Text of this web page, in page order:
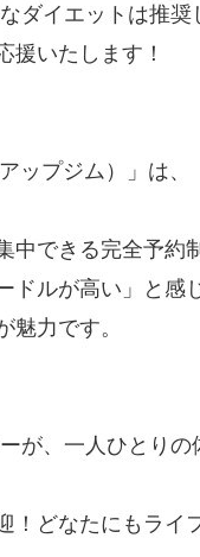
ダイエットは推奨
援いたします！
ップジム）」は、
できる完全予約
ルが高い」と感
力です。
が、一人ひとり
どなたにもライ